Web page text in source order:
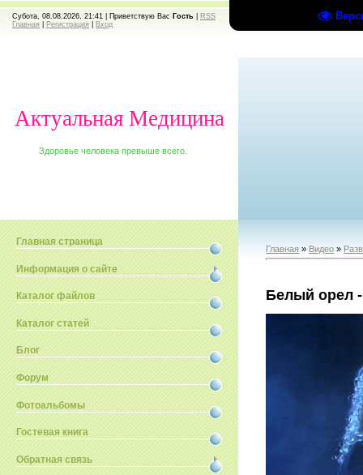
Субота, 08.08.2026, 21:41 | Приветствую Вас Гость
RSS
Главная
Регистрация Вход
Актуальная Медицина
Здоровье человека превыше всего.
Главная страница
Информация о сайте
Каталог файлов
Каталог статей
Блог
Форум
Фотоальбомы
Гостевая книга
Обратная связь
Главная » Видео »
Белый орел